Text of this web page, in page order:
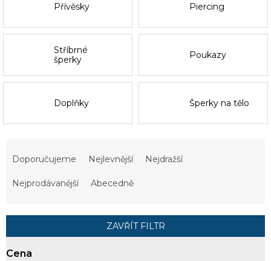
Přívěsky Piercing
Stříbrné
šperky
Poukazy
Doplňky Šperky na tělo
r
o
Doporučujeme Nejlevnější Nejdražší
Nejprodávanější Abecedně
ZAVŘÍT FILTR
Cena